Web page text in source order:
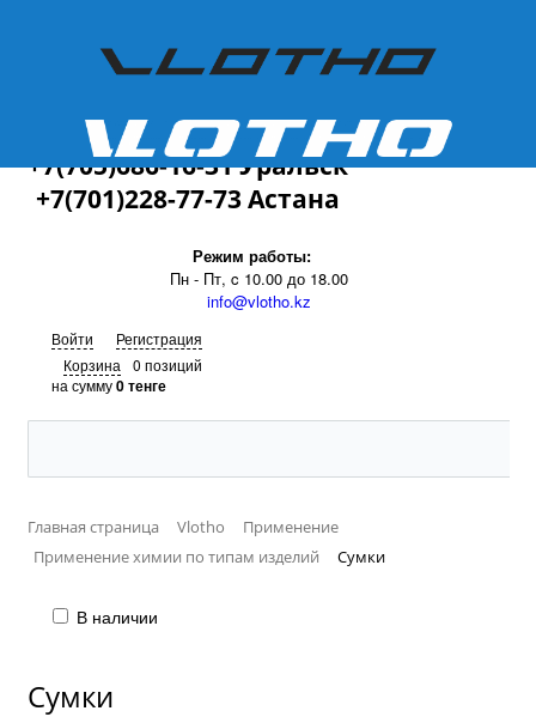
+7(701)228-77-73
+7(705)686-16-31 Уральск
+7(701)228-77-73 Астана
Режим работы:
Пн - Пт, c 10.00 до 18.00
info@vlotho.kz
Войти
Регистрация
Корзина
0 позиций
на сумму0 тенге
Главная страница Vlotho
Применение
Применение химии по типам изделий
Сумки
В наличии
Сумки